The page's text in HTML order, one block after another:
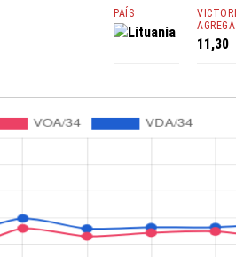
PAÍS
Lituania
11,30